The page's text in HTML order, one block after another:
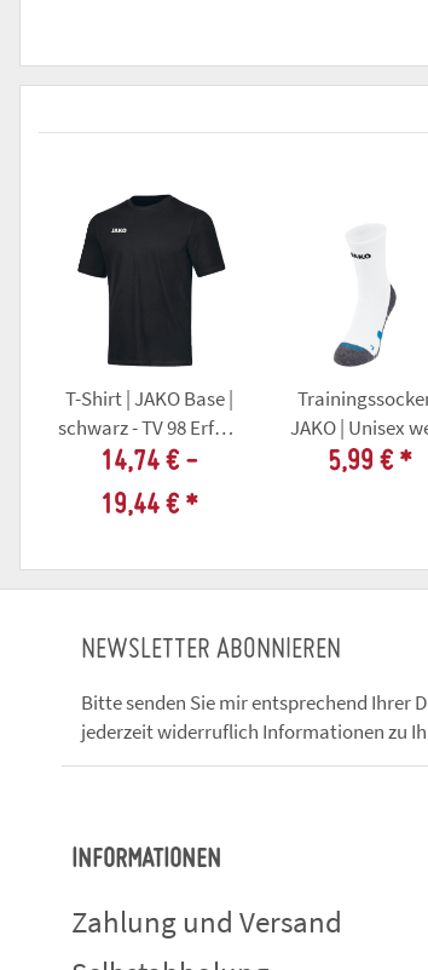
T-Shirt | JAKO Base |
schwarz - TV 98 Erfurt
Faustball
14,74 € -
19,44 € *
JAKO | Unisex
5,99 € *
NEWSLETTER ABONNIEREN
Bitte senden Sie mir entsprechend Ihrer
jederzeit widerruflich Informationen zu
INFORMATIONEN
Zahlung und Versand